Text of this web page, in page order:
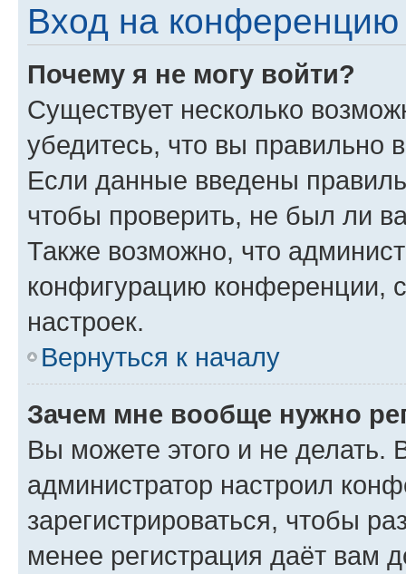
Вход на конференцию
Почему я не могу войти?
Существует несколько
убедитесь, что вы правильно
Если данные введены
чтобы проверить, не был ли
Также возможно, что
конфигурацию конференции,
настроек.
Вернуться к началу
Зачем мне вообще нужно
Вы можете этого и не делать.
администратор настроил
зарегистрироваться, чтобы
менее регистрация даёт вам